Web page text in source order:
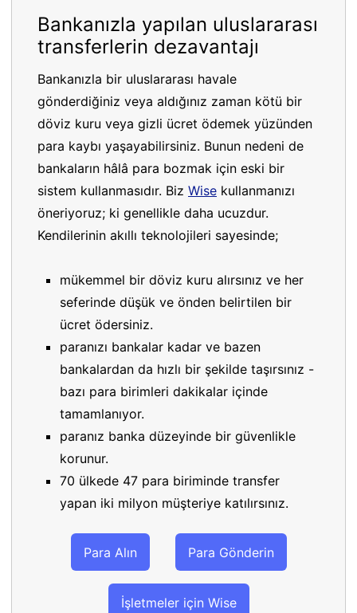
Bankanızla yapılan uluslararası
transferlerin dezavantajı
Bankanızla bir uluslararası havale
gönderdiğiniz veya aldığınız zaman kötü bir
döviz kuru veya gizli ücret ödemek yüzünden
para kaybı yaşayabilirsiniz. Bunun nedeni de
bankaların hâlâ para bozmak için eski bir
sistem kullanmasıdır. Biz Wise kullanmanızı
öneriyoruz; ki genellikle daha ucuzdur.
Kendilerinin akıllı teknolojileri sayesinde;
mükemmel bir döviz kuru alırsınız ve her
seferinde düşük ve önden belirtilen bir
ücret ödersiniz.
paranızı bankalar kadar ve bazen
bankalardan da hızlı bir şekilde taşırsınız -
bazı para birimleri dakikalar içinde
tamamlanıyor.
paranız banka düzeyinde bir güvenlikle
korunur.
70 ülkede 47 para biriminde transfer
yapan iki milyon müşteriye katılırsınız.
Para Alın Para Gönderin
İşletmeler için Wise